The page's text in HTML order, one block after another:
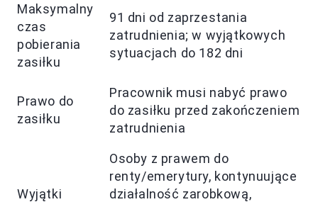
Maksymalny
czas
pobierania
zasiłku
91 dni od zaprzestania
zatrudnienia; w wyjątkowych
sytuacjach do 182 dni
Prawo do
zasiłku
Pracownik musi nabyć prawo
do zasiłku przed zakończeniem
zatrudnienia
Wyjątki
Osoby z prawem do
renty/emerytury, kontynuujące
działalność zarobkową,